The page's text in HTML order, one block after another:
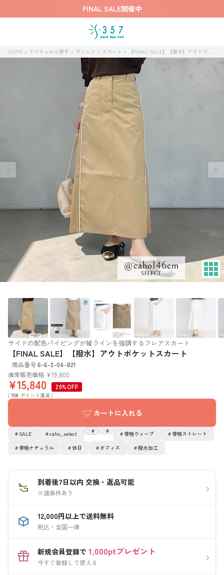
FINAL SALE開催中
HOME アイテムから探す ボトムス スカート 【FINAL SALE】【撥水】アウトポケットスカート
サイドの配色パイピングが縦ラインを強調するフレアスカート
【FINAL SALE】【撥水】アウトポケットスカート
商品番号6-6-2-04-821
通常販売価格 ¥19,800
¥15,840 20%OFF
[ 158 ポイント進呈 ]
カートに入れる
SALE caho_select 骨格ウェーブ
骨格ストレート
骨格ナチュラル
休日 オフィス 撥水加工
到着後7日以内 交換・返品可能
※諸条件あり ›
12,000円以上で送料無料
税込・全国一律
新規会員登録で 1,000ptプレゼント
今すぐ登録して使える ›